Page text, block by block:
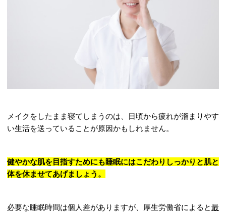
メイクをしたまま寝てしまうのは、日頃から疲れが溜まりやす
い生活を送っていることが原因かもしれません。
健やかな肌を目指すためにも睡眠にはこだわりしっかりと肌と
体を休ませてあげましょう。
必要な睡眠時間は個人差がありますが、 厚生労働省によると最